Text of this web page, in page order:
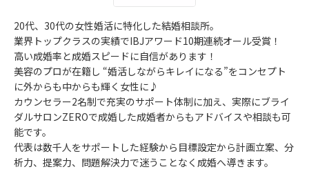
20代、30代の女性婚活に特化した結婚相談所。
業界トップクラスの実績でIBJアワード10期連続オール受賞！
高い成婚率と成婚スピードに自信があります！
美容のプロが在籍し “婚活しながらキレイになる”をコンセプト
に外からも中からも輝く女性に♪
カウンセラー2名制で充実のサポート体制に加え、実際にブライ
ダルサロンZEROで成婚した成婚者からもアドバイスや相談も可
能です。
代表は数千人をサポートした経験から目標設定から計画立案、分
析力、提案力、問題解決力で迷うことなく成婚へ導きます。